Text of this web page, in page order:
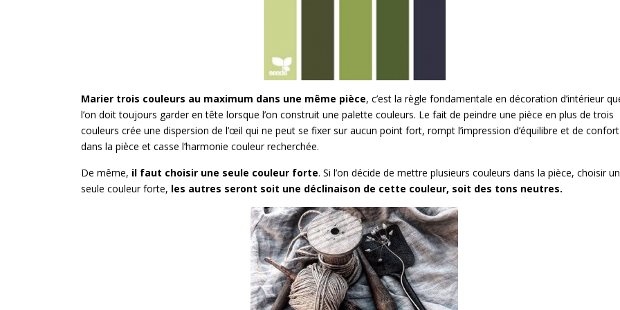
Marier trois couleurs au maximum dans une même pièce, c’est la règle fondamentale en décoration d’intérieur
l’on doit toujours garder en tête lorsque l’on construit une palette couleurs. Le fait de peindre une pièce en plus de trois
couleurs crée une dispersion de l’œil qui ne peut se fixer sur aucun point fort, rompt l’impression d’équilibre et de confort
dans la pièce et casse l’harmonie couleur recherchée.
De même, il faut choisir une seule couleur forte. Si l’on décide de mettre plusieurs couleurs dans la pièce, choisir
seule couleur forte, les autres seront soit une déclinaison de cette couleur, soit des tons neutres.